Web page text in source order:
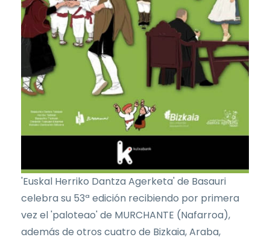
'Euskal Herriko Dantza Agerketa' de Basauri
celebra su 53ª edición recibiendo por primera
vez el 'paloteao' de MURCHANTE (Nafarroa),
además de otros cuatro de Bizkaia, Araba,